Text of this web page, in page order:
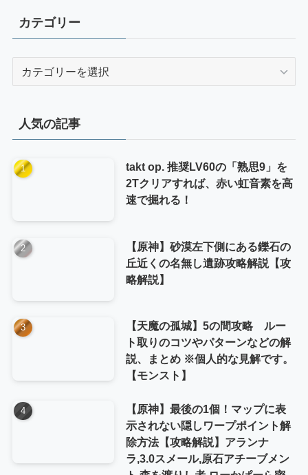
カテゴリー
ー
人気の記事
takt op. 推奨LV60の「熟思9」を
2Tクリアすれば、赤い虹音素を高
速で掘れる！
【原神】砂漠左下側にある鑠石の
丘近くの名無し遺跡攻略解説【攻
略解説】
【天魔の孤城】5の間攻略 ルー
ト取りのコツやパターンなどの解
説、まとめ ※個人的な見解です。
【モンスト】
【原神】最後の1個！マップに表
示されない隠しワープポイント解
除方法【攻略解説】アランナ
ラ,3.0スメール,原石アチーブメン